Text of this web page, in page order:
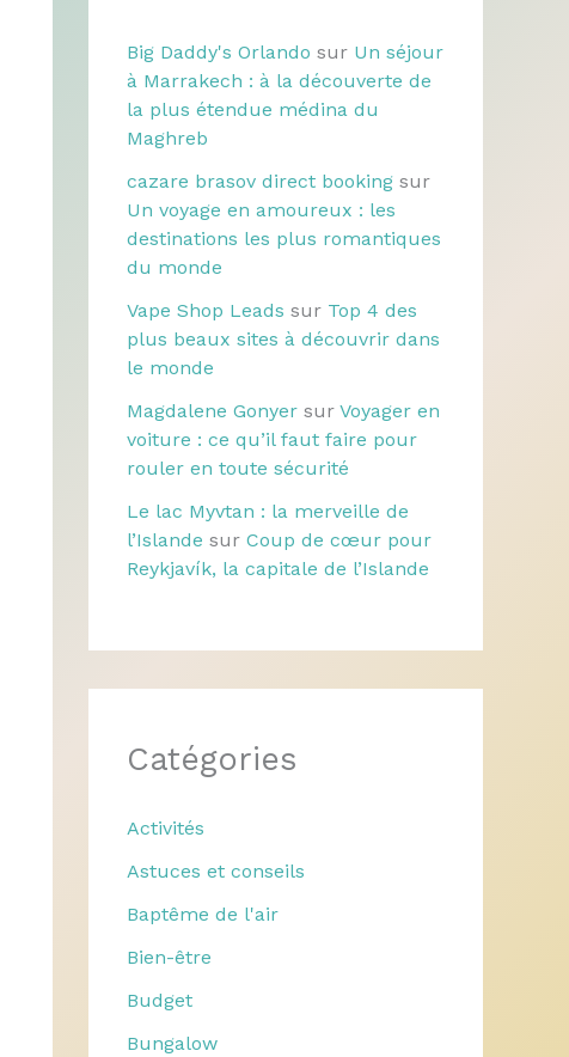
Big Daddy's Orlando sur Un séjour
à Marrakech : à la découverte de
la plus étendue médina du
Maghreb
cazare brasov direct booking sur
Un voyage en amoureux : les
destinations les plus romantiques
du monde
Vape Shop Leads sur Top 4 des
plus beaux sites à découvrir dans
le monde
Magdalene Gonyer sur Voyager en
voiture : ce qu’il faut faire pour
rouler en toute sécurité
Le lac Myvtan : la merveille de
l’Islande sur Coup de cœur pour
Reykjavík, la capitale de l’Islande
Catégories
Activités
Astuces et conseils
Baptême de l'air
Bien-être
Budget
Bungalow